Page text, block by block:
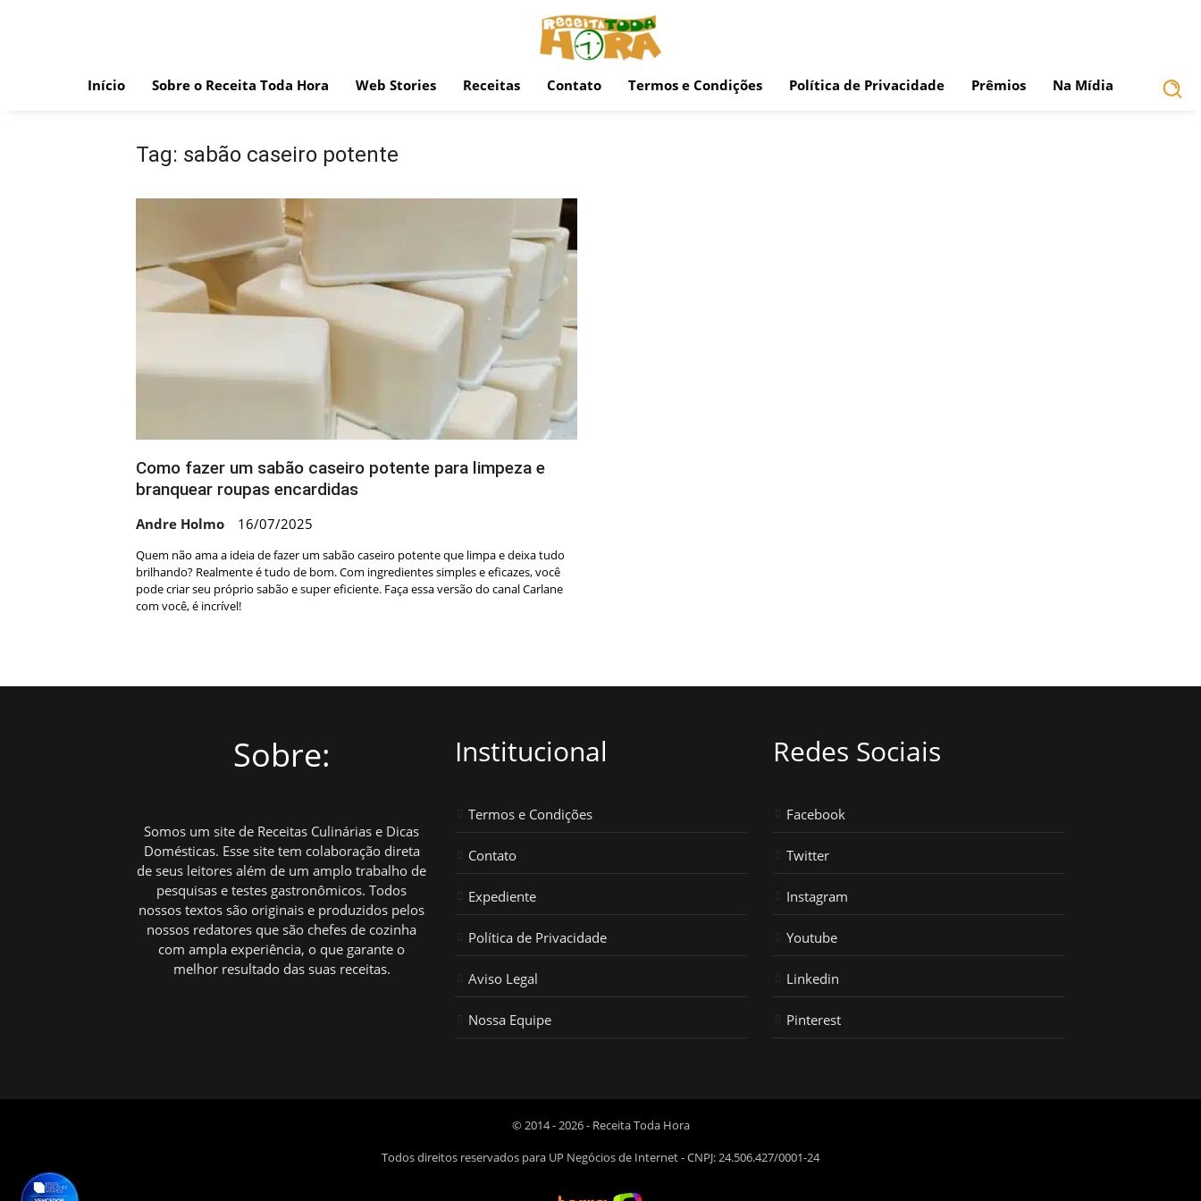
Início Sobre o Receita Toda Hora Web Stories Receitas Contato Termos e Condições Política de Privacidade Prêmios Na Mídia
Tag: sabão caseiro potente
Como fazer um sabão caseiro potente para limpeza e
branquear roupas encardidas
Andre Holmo 16/07/2025
Quem não ama a ideia de fazer um sabão caseiro potente que limpa e deixa tudo
brilhando? Realmente é tudo de bom. Com ingredientes simples e eficazes, você
pode criar seu próprio sabão e super eficiente. Faça essa versão do canal Carlane
com você, é incrível!
Sobre:
Somos um site de Receitas Culinárias e Dicas
Domésticas. Esse site tem colaboração direta
de seus leitores além de um amplo trabalho de
pesquisas e testes gastronômicos. Todos
nossos textos são originais e produzidos pelos
nossos redatores que são chefes de cozinha
com ampla experiência, o que garante o
melhor resultado das suas receitas.
Institucional
Termos e Condições
Contato
Expediente
Política de Privacidade
Aviso Legal
Nossa Equipe
Redes Sociais
Facebook
Twitter
Instagram
Youtube
Linkedin
Pinterest
© 2014 - 2026 - Receita Toda Hora
Todos direitos reservados para UP Negócios de Internet - CNPJ: 24.506.427/0001-24